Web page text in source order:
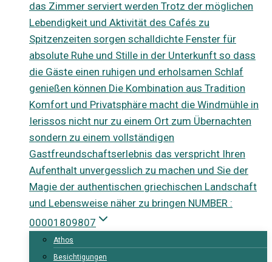
das Zimmer serviert werden Trotz der möglichen
Lebendigkeit und Aktivität des Cafés zu
Spitzenzeiten sorgen schalldichte Fenster für
absolute Ruhe und Stille in der Unterkunft so dass
die Gäste einen ruhigen und erholsamen Schlaf
genießen können Die Kombination aus Tradition
Komfort und Privatsphäre macht die Windmühle in
Ierissos nicht nur zu einem Ort zum Übernachten
sondern zu einem vollständigen
Gastfreundschaftserlebnis das verspricht Ihren
Aufenthalt unvergesslich zu machen und Sie der
Magie der authentischen griechischen Landschaft
und Lebensweise näher zu bringen NUMBER :
00001809807
Athos
Besichtigungen